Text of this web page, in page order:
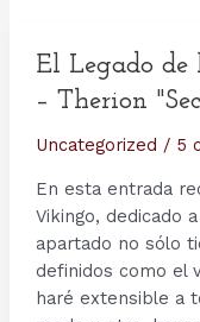
El Legado
– Therion
Uncategorized / 5
En esta entrada
Vikingo, dedicado
apartado no sólo
definidos como el
haré extensible a